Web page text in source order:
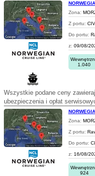
Zona:
Z portu:
Do portu:
z: 09/08/
1.040
Wszystkie podane ceny
ubezpieczenia i opłat
Zona:
Z portu:
Do portu:
z: 16/08/
924